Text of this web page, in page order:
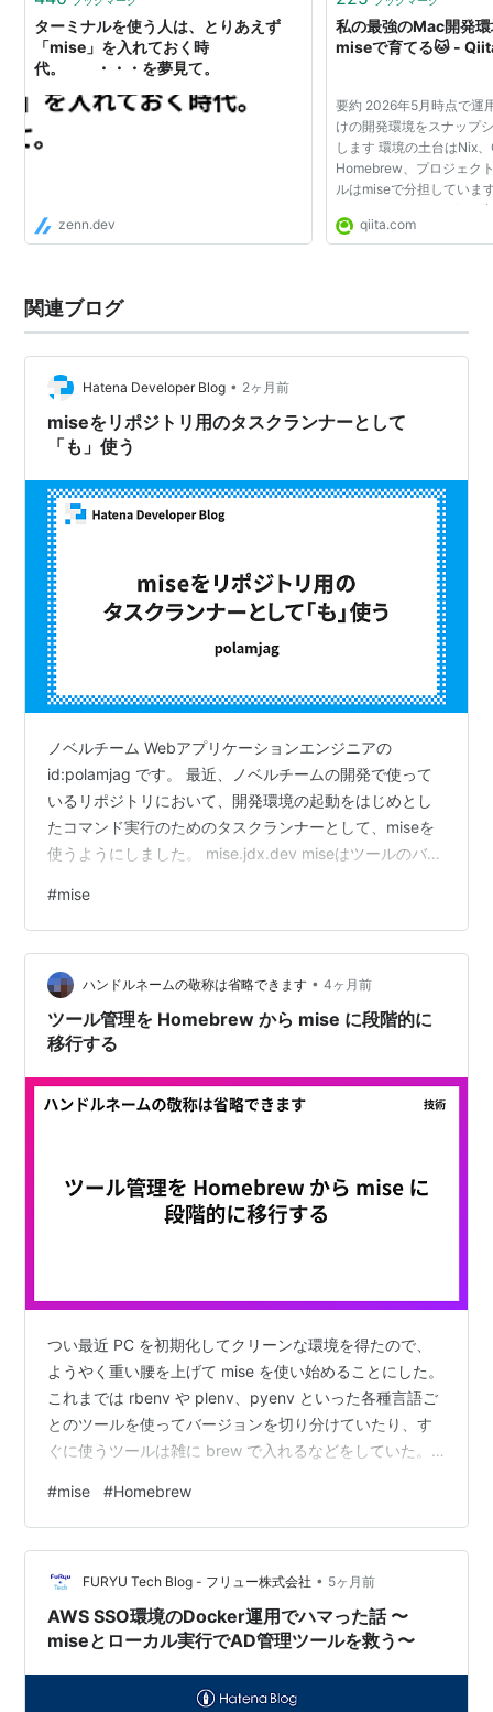
ターミナルを使う人は、とりあえず
「mise」を入れておく時
代。 ・・・を夢見て。
zenn.dev
私の最強のMac開発
miseで育てる🐱 -
要約 2026年5月時点で運
けの開発環境をスナップ
します 環境の土台はNix
Homebrew、プロジェク
ルはmiseで分担していま
さだけでなく、どう組み
効率を上げているかまで
qiita.com
関連ブログ
Hatena Developer Blog • 2ヶ月前
miseをリポジトリ用のタスクランナーとして
「も」使う
ノベルチーム Webアプリケーションエンジニアの
id:polamjag です。 最近、ノベルチームの開発で使って
いるリポジトリにおいて、開発環境の起動をはじめとし
たコマンド実行のためのタスクランナーとして、miseを
使うようにしました。 mise.jdx.dev miseはツールのバー
思います。一方で、それ以外の機能がたくさん入ってい
る便利ツールであることは知っていても、実際にはそこ
までいろいろな機能は使っていない、という方もそれな
りにおられるのではないかと思うので、事例として書い
ておこうということで筆を執った次第です。 結論 もとも
とTa…
#mise
ハンドルネームの敬称は省略できます • 4ヶ月前
ツール管理を Homebrew から mise に段階的に
移行する
つい最近 PC を初期化してクリーンな環境を得たので、
ようやく重い腰を上げて mise を使い始めることにした。
これまでは rbenv や plenv、pyenv といった各種言語ご
とのツールを使ってバージョンを切り分けていたり、す
ぐに使うツールは雑に brew で入れるなどをしていた。
導入する。 導入と乗り換えの方針 一気にガッと変えるの
は大変なので、ちょっとずつ試していける感じでやって
いけると良いだろう。 まずは mise が使える環境を準備
して移行手段が確立できれば、あとはやるだけになると
思うし、そうなっているのが良さそう。 ひと…
#mise #Homebrew
FURYU Tech Blog - フリュー株式会社 • 5ヶ月前
AWS SSO環境のDocker運用でハマった話 〜
miseとローカル実行でAD管理ツールを救う〜